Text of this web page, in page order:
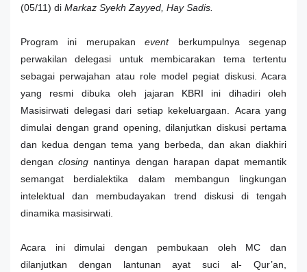
(05/11) di Markaz Syekh Zayyed, Hay Sadis.
Program ini merupakaneventberkumpulnya segenap
perwakilan delegasi untuk membicarakan tema tertentu
sebagai perwajahan atau role model pegiat diskusi. Acara
yang resmi dibuka oleh jajaran KBRI ini dihadiri oleh
Masisirwati delegasi dari setiap kekeluargaan. Acara yang
dimulai dengan grand opening, dilanjutkan diskusi pertama
dan kedua dengan tema yang berbeda, dan akan diakhiri
denganclosing nantinya dengan harapan dapat memantik
semangat berdialektika dalam membangun lingkungan
intelektual dan membudayakan trend diskusi di tengah
dinamika masisirwati.
Acara ini dimulai dengan pembukaan oleh MC dan
dilanjutkan dengan lantunan ayat suci al- Qur’an,